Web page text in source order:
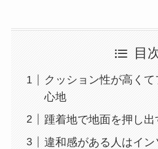
目
クッション性が高く
心地
踵着地で地面を押し出
違和感がある人はイ